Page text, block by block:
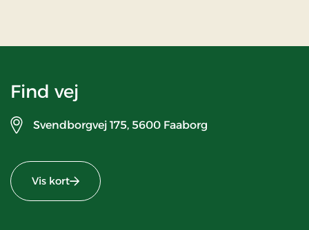
Find vej
Svendborgvej 175, 5600 Faaborg
Vis kort